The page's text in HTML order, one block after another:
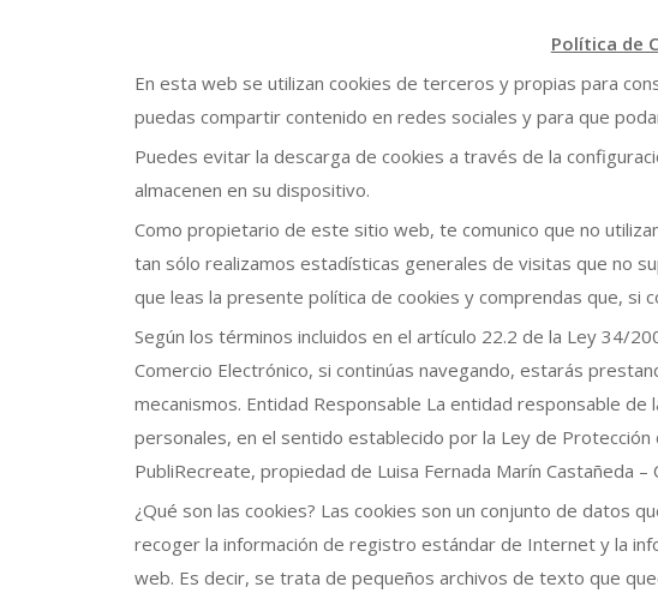
Política de
En esta web se utilizan cookies de terceros y propias para
puedas compartir contenido en redes sociales y para que
Puedes evitar la descarga de cookies a través de la
almacenen en su dispositivo.
Como propietario de este sitio web, te comunico que no
tan sólo realizamos estadísticas generales de visitas que no
que leas la presente política de cookies y comprendas que, si
Según los términos incluidos en el artículo 22.2 de la Ley 34/
Comercio Electrónico, si continúas navegando, estarás
mecanismos. Entidad Responsable La entidad responsable
personales, en el sentido establecido por la Ley de
PubliRecreate, propiedad de Luisa Fernada Marín Castañeda –
¿Qué son las cookies? Las cookies son un conjunto de datos
recoger la información de registro estándar de Internet y la
web. Es decir, se trata de pequeños archivos de texto que